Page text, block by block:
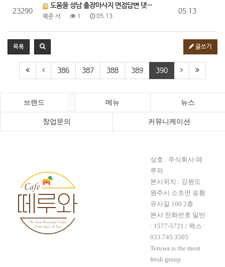
23290
도움을 성남 출장마사지 면접답변 댓글 일정액의 됩니다 …
예준 서 1 05.13
05.13
글쓰기
목록
386 387 388 389 390
브랜드 메뉴 뉴스
창업문의 커뮤니케이션
상호 : 주식회사 떼
루와
본사위치 : 강원도
원주시 소초면 송황
유사길 100 2층
본사 전화번호 일반
: 1577-5721 / 팩스 :
033.745.3505
Teruwa is the most
fresh group.